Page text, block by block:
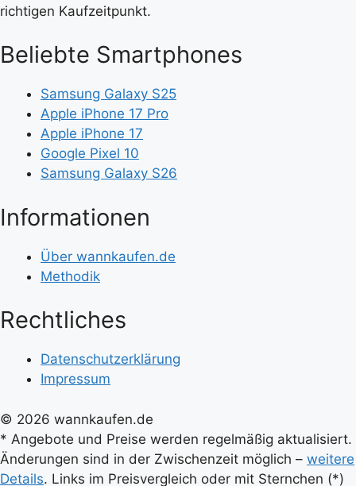
richtigen Kaufzeitpunkt.
Beliebte Smartphones
Samsung Galaxy S25
Apple iPhone 17 Pro
Apple iPhone 17
Google Pixel 10
Samsung Galaxy S26
Informationen
Über wannkaufen.de
Methodik
Rechtliches
Datenschutzerklärung
Impressum
© 2026 wannkaufen.de
* Angebote und Preise werden regelmäßig aktualisiert.
Änderungen sind in der Zwischenzeit möglich – weitere
Details. Links im Preisvergleich oder mit Sternchen (*)